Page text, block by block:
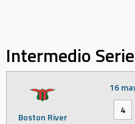
Intermedio
Boston River
16
4